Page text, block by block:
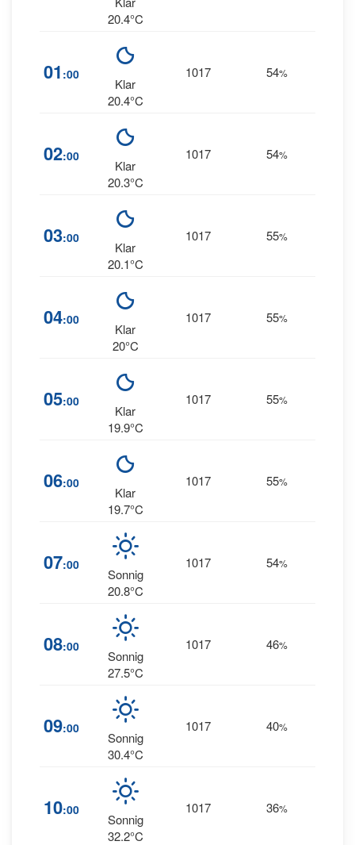
20.4°C
01 :00
Klar
20.4°C
1017 54%
02:00
Klar
20.3°C
1017 54%
03:00
Klar
20.1°C
1017 55%
04:00
Klar
20°C
1017 55%
05:00
Klar
19.9°C
1017 55%
06:00
Klar
19.7°C
1017 55%
07:00
Sonnig
20.8°C
1017 54%
08:00
Sonnig
27.5°C
1017 46%
09:00
Sonnig
30.4°C
1017 40%
10:00
Sonnig
32.2°C
1017 36%